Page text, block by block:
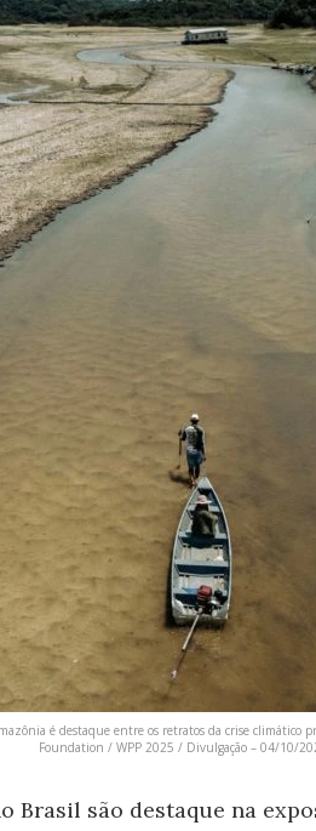
é destaque entre os retratos da crise
Foundation / WPP 2025 / Divulgação – 04/10/
Brasil são destaque na